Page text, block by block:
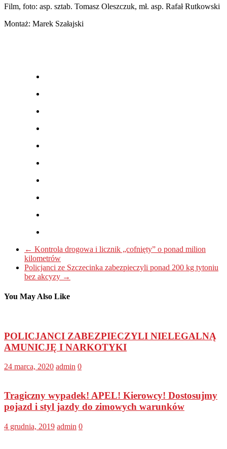
Film, foto: asp. sztab. Tomasz Oleszczuk, mł. asp. Rafał Rutkowski
Montaż: Marek Szałajski
← Kontrola drogowa i licznik „cofnięty” o ponad milion
kilometrów
Policjanci ze Szczecinka zabezpieczyli ponad 200 kg tytoniu
bez akcyzy →
You May Also Like
POLICJANCI ZABEZPIECZYLI NIELEGALNĄ
AMUNICJĘ I NARKOTYKI
24 marca, 2020 admin 0
Tragiczny wypadek! APEL! Kierowcy! Dostosujmy
pojazd i styl jazdy do zimowych warunków
4 grudnia, 2019 admin 0